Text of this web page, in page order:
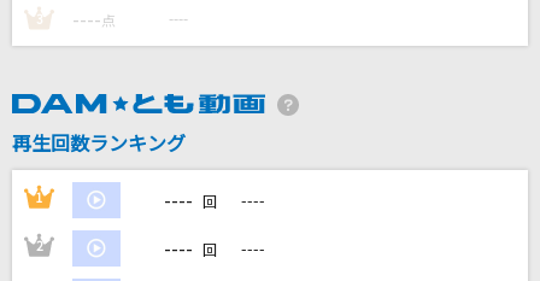
YUI
走裕介
シルべ
常闇トワ
[生音]CHE.R.RY
3 ---- 点 ----
再生回数ランキング
1 ---- 回 ----
2 ---- 回 ----